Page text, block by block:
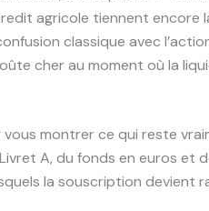
agricole tiennent encore
classique avec
cher au moment où la
montrer ce qui reste
A, du fonds en euros et
la souscription devient